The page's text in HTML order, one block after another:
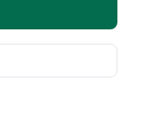
kvalitet og
priser, en
fri levering, finder